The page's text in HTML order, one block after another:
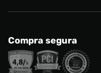
Compra segura